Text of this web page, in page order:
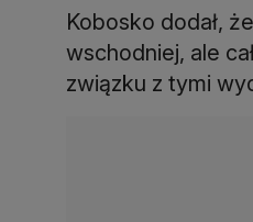
Kobosko dodał,
wschodniej, ale
związku z tymi